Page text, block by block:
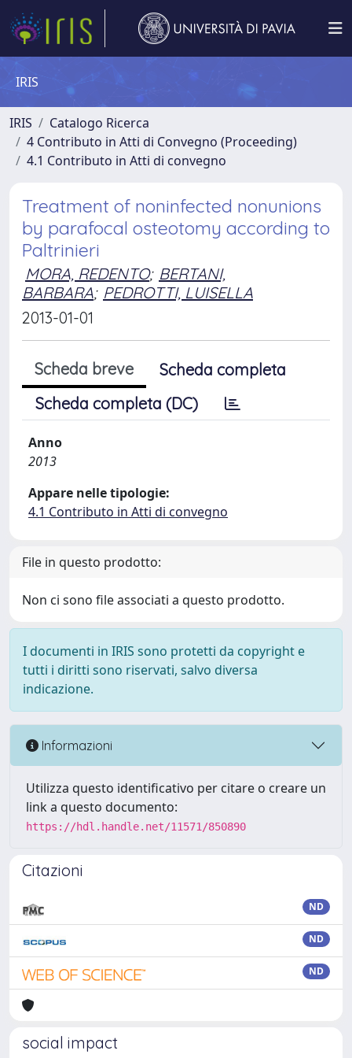
IRIS
IRIS
Catalogo Ricerca
4 Contributo in Atti di Convegno (Proceeding)
4.1 Contributo in Atti di convegno
Treatment of noninfected nonunions
by parafocal osteotomy according to
Paltrinieri
MORA, REDENTO; BERTANI,
BARBARA; PEDROTTI, LUISELLA
2013-01-01
Scheda breve
Scheda completa
Scheda completa (DC)
Anno
2013
Appare nelle tipologie:
4.1 Contributo in Atti di convegno
File in questo prodotto:
Non ci sono file associati a questo prodotto.
I documenti in IRIS sono protetti da copyright e
tutti i diritti sono riservati, salvo diversa
indicazione.
Informazioni
Utilizza questo identificativo per citare o creare un
link a questo documento:
https://hdl.handle.net/11571/850890
Citazioni
ND
ND
ND
social impact